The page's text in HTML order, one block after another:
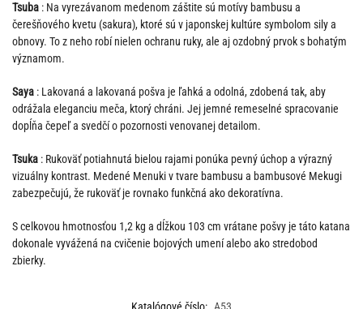
Tsuba : Na vyrezávanom medenom záštite sú motívy bambusu a
čerešňového kvetu (sakura), ktoré sú v japonskej kultúre symbolom sily a
obnovy. To z neho robí nielen ochranu ruky, ale aj ozdobný prvok s bohatým
významom.
Saya : Lakovaná a lakovaná pošva je ľahká a odolná, zdobená tak, aby
odrážala eleganciu meča, ktorý chráni. Jej jemné remeselné spracovanie
dopĺňa čepeľ a svedčí o pozornosti venovanej detailom.
Tsuka : Rukoväť potiahnutá bielou rajami ponúka pevný úchop a výrazný
vizuálny kontrast. Medené Menuki v tvare bambusu a bambusové Mekugi
zabezpečujú, že rukoväť je rovnako funkčná ako dekoratívna.
S celkovou hmotnosťou 1,2 kg a dĺžkou 103 cm vrátane pošvy je táto katana
dokonale vyvážená na cvičenie bojových umení alebo ako stredobod
zbierky.
Katalógové číslo: A53